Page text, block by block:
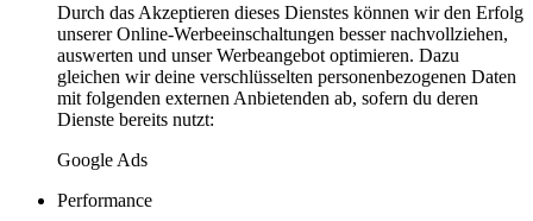
Durch das Akzeptieren dieses Dienstes können wir den Erfolg
unserer Online-Werbeeinschaltungen besser nachvollziehen,
auswerten und unser Werbeangebot optimieren. Dazu
gleichen wir deine verschlüsselten personenbezogenen Daten
mit folgenden externen Anbietenden ab, sofern du deren
Dienste bereits nutzt:
Google Ads
Performance